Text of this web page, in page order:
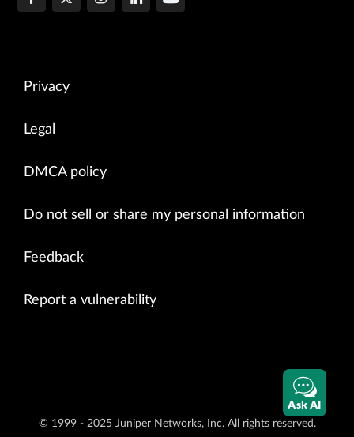
Privacy
Legal
DMCA policy
Do not sell or share my personal information
Feedback
Report a vulnerability
© 1999 - 2025 Juniper Networks, Inc. All rights reserved.
Ask AI